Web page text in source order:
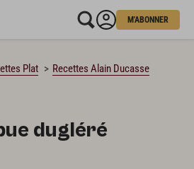
M'ABONNER
Plat
Recettes Alain Ducasse
dugléré